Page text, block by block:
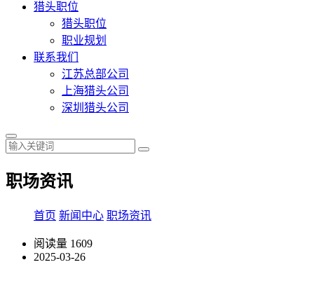
猎头职位
猎头职位
职业规划
联系我们
江苏总部公司
上海猎头公司
深圳猎头公司
职场资讯
首页 新闻中心 职场资讯
阅读量 1609
2025-03-26